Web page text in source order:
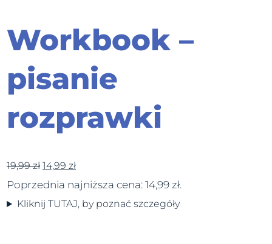
Workbook –
pisanie
rozprawki
19,99zł 14,99 zł
Poprzednia najniższa cena: 14,99 zł.
Kliknij TUTAJ, by poznać szczegóły